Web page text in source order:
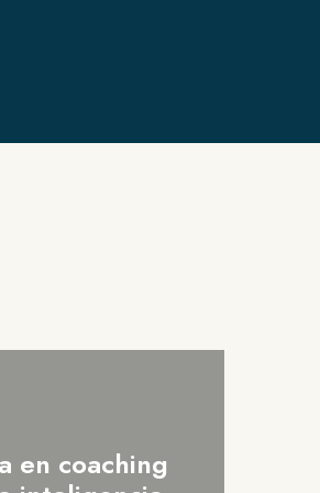
en coaching